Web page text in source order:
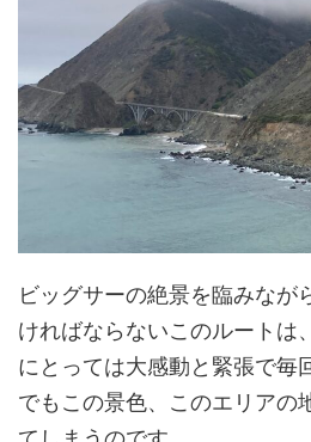
ビッグサーの絶景を臨みなが
ければならないこのルートは
にとっては大感動と緊張で毎
でもこの景色、このエリアの